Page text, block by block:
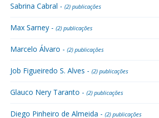
Sabrina Cabral - (2) publicações
Max Sarney - (2) publicações
Marcelo Álvaro - (2) publicações
Job Figueiredo S. Alves - (2) publicações
Glauco Nery Taranto - (2) publicações
Diego Pinheiro de Almeida - (2) publicações